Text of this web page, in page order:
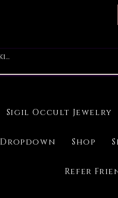
Sigil Occult Jewelry
Dropdown Shop
Refer